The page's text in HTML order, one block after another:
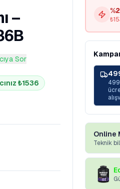
–
Sor
₺1536
%
₺
Online